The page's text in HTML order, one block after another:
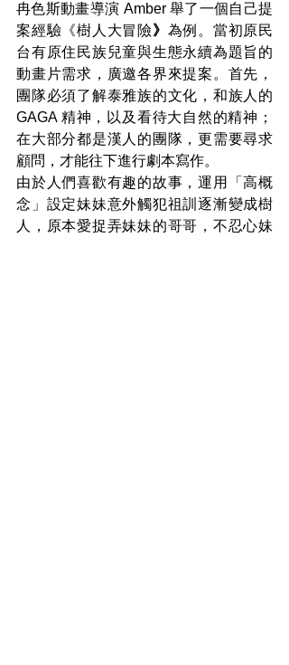
冉色斯動畫導演 Amber 舉了一個自己提
案經驗 《樹人大冒險》 為例。當初原民
台有原住民族兒童與生態永續為題旨的
動畫片需求，廣邀各界來提案。首先，
團隊必須了解泰雅族的文化，和族人的
GAGA 精神，以及看待大自然的精神；
在大部分都是漢人的團隊，更需要尋求
顧問，才能往下進行劇本寫作。
由於人們喜歡有趣的故事，運用「高概
念」設定妹妹意外觸犯祖訓逐漸變成樹
人，原本愛捉弄妹妹的哥哥，不忍心妹